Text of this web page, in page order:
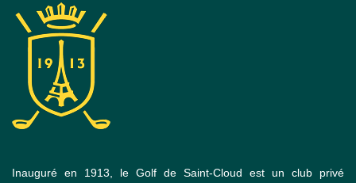
Inauguré en 1913, le Golf de Saint-Cloud est un club privé